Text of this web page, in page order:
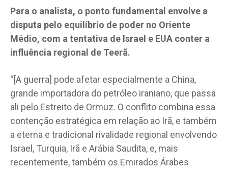
Para o analista, o ponto fundamental envolve a
disputa pelo equilíbrio de poder no Oriente
Médio, com a tentativa de Israel e EUA conter a
influência regional de Teerã.
“[A guerra] pode afetar especialmente a China,
grande importadora do petróleo iraniano, que passa
ali pelo Estreito de Ormuz. O conflito combina essa
contenção estratégica em relação ao Irã, e também
a eterna e tradicional rivalidade regional envolvendo
Israel, Turquia, Irã e Arábia Saudita, e, mais
recentemente, também os Emirados Árabes